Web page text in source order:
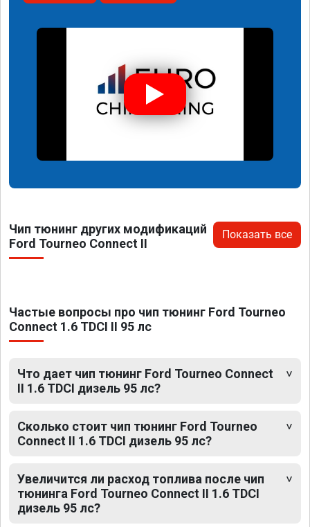
Чип тюнинг других модификаций
Ford Tourneo Connect II
Показать все
Частые вопросы про чип тюнинг Ford Tourneo
Connect 1.6 TDCI II 95 лс
Что дает чип тюнинг Ford Tourneo Connect
II 1.6 TDCI дизель 95 лс?
Сколько стоит чип тюнинг Ford Tourneo
Connect II 1.6 TDCI дизель 95 лс?
Увеличится ли расход топлива после чип
тюнинга Ford Tourneo Connect II 1.6 TDCI
дизель 95 лс?